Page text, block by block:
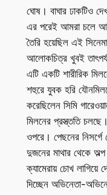
ঘোষ। বাঘার ঢাকটিও
এর পরেই আমরা চলে
তৈরি হয়েছিল এই
আলোকচিত্র খুবই
এটি একটি শারীরিক
শহুরে যুবক হরি
করেছিলেন সিমি
মিলনের প্রস্ত্ততি
ওপরে। পেছনের
দুজনের মাথার থেকে
ক্যামেরায় চোখ লাগিয়ে
দিচ্ছেন অভিনেতা-